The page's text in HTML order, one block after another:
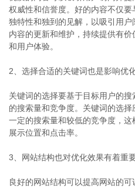
权威性和信誉度。好的内容不仅
独特性和独到的见解，以吸引用
内容的更新和维护，持续提供有
和用户体验。
2、选择合适的关键词也是影响优
关键词的选择要基于目标用户的
的搜索量和竞争度。关键词的选
一定的搜索量和较低的竞争度，
展示位置和点击率。
3、网站结构也对优化效果有着重
良好的网站结构可以提高网站的